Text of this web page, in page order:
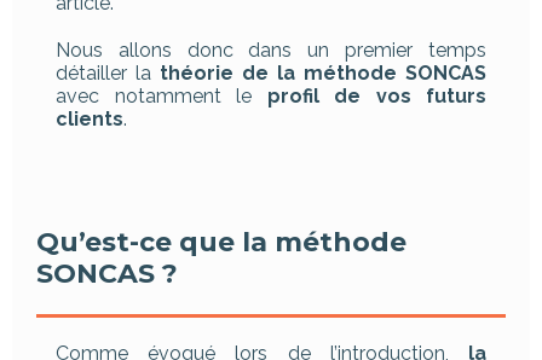
Nous allons donc dans un premier temps
détailler la théorie de la méthode SONCAS
avec notamment le profil de vos futurs
clients.
Qu’est-ce que la méthode
SONCAS ?
Comme évoqué lors de l’introduction, la